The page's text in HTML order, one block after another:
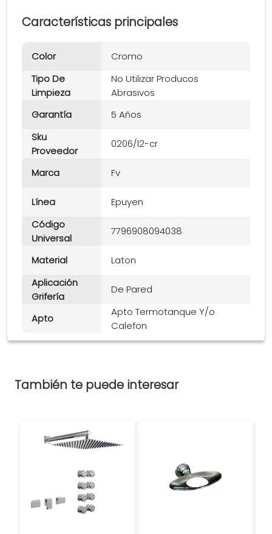
Características principales
Color
Cromo
Tipo De
Limpieza
No Utilizar Producos
Abrasivos
Garantía
5 Años
Sku
Proveedor
0206/l2-cr
Marca Fv
Línea
Epuyen
Código
Universal
7796908094038
Material
Laton
Aplicación
Grifería
De Pared
Apto
Apto Termotanque Y/o
Calefon
También te puede interesar